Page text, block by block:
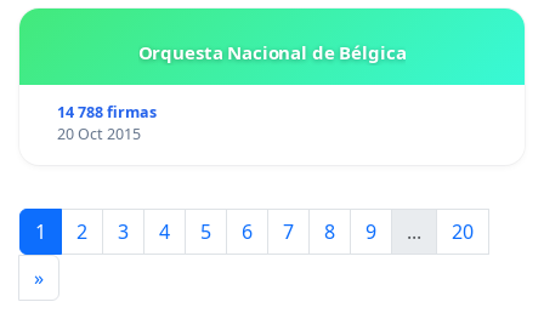
Orquesta Nacional de Bélgica
14 788 firmas
20 Oct 2015
1 2 3 4 5 6 7 8 9 ...
20
»